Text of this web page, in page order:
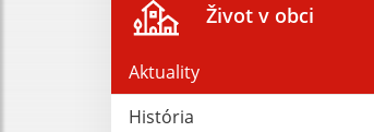
Život v obci
Aktuality
História